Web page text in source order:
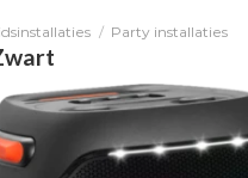
/ Party installaties